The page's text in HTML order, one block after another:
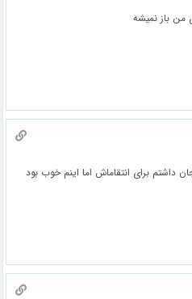
من باز نمیشه
برای انتقاماش اما اینم خوب بود